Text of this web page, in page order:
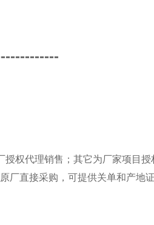
权代理销售；其它为厂家项目授
厂直接采购，可提供关单和产地